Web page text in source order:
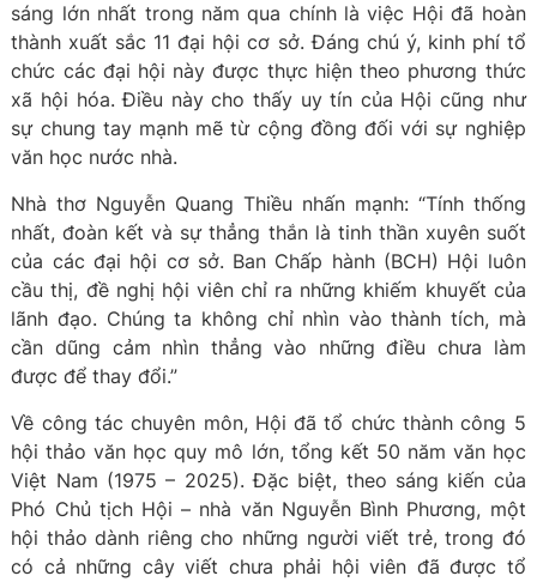
sáng lớn nhất trong năm qua chính là việc Hội đã hoàn
thành xuất sắc 11 đại hội cơ sở. Đáng chú ý, kinh phí tổ
chức các đại hội này được thực hiện theo phương thức
xã hội hóa. Điều này cho thấy uy tín của Hội cũng như
sự chung tay mạnh mẽ từ cộng đồng đối với sự nghiệp
văn học nước nhà.
Nhà thơ Nguyễn Quang Thiều nhấn mạnh: “Tính thống
nhất, đoàn kết và sự thẳng thắn là tinh thần xuyên suốt
của các đại hội cơ sở. Ban Chấp hành (BCH) Hội luôn
cầu thị, đề nghị hội viên chỉ ra những khiếm khuyết của
lãnh đạo. Chúng ta không chỉ nhìn vào thành tích, mà
cần dũng cảm nhìn thẳng vào những điều chưa làm
được để thay đổi.”
Về công tác chuyên môn, Hội đã tổ chức thành công 5
hội thảo văn học quy mô lớn, tổng kết 50 năm văn học
Việt Nam (1975 – 2025). Đặc biệt, theo sáng kiến của
Phó Chủ tịch Hội – nhà văn Nguyễn Bình Phương, một
hội thảo dành riêng cho những người viết trẻ, trong đó
có cả những cây viết chưa phải hội viên đã được tổ